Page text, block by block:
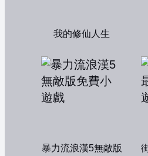
我的修仙人生
暴力流浪漢5無敵版